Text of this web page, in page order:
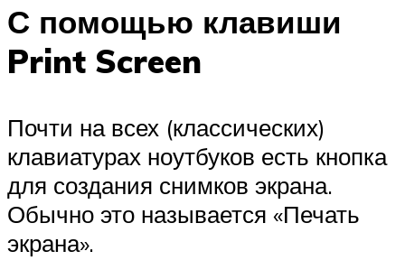
С помощью клавиши
Print Screen
Почти на всех (классических)
клавиатурах ноутбуков есть кнопка
для создания снимков экрана.
Обычно это называется «Печать
экрана».